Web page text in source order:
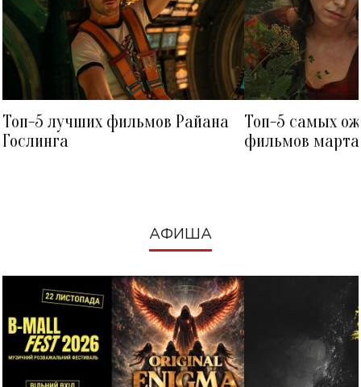
Топ-5 лучших фильмов Райана
Гослинга
Топ-5 самых
фильмов
АФИША